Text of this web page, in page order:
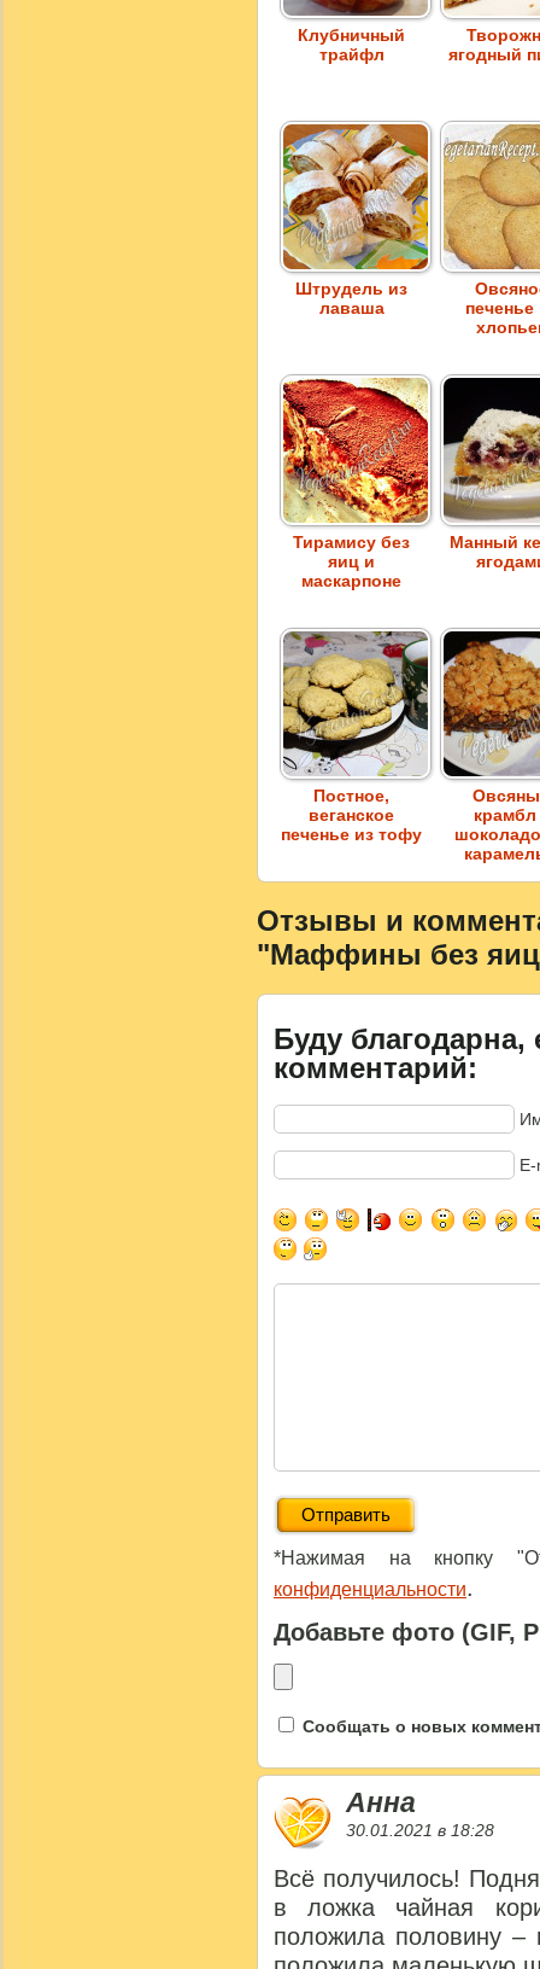
Клубничный
трайфл
ягодный
Штрудель из
лаваша
печенье
Тирамису без
яиц и
маскарпоне
Манный
Постное,
веганское
печенье из тофу
крамбл
Отзывы и
"Маффины без
Буду благодарна,
комментарий:
*Нажимая на кнопку
конфиденциальности.
Добавьте фото (GIF,
Сообщать о новых
Анна
30.01.2021 в 18:28
Всё получилось!
в ложка чайная
положила половину